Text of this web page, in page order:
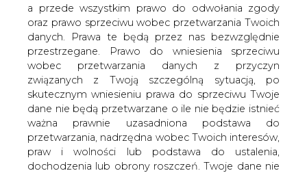
a przede wszystkim prawo do odwołania zgody
oraz prawo sprzeciwu wobec przetwarzania Twoich
danych. Prawa te będą przez nas bezwzględnie
przestrzegane. Prawo do wniesienia sprzeciwu
wobec przetwarzania danych z przyczyn
związanych z Twoją szczególną sytuacją, po
skutecznym wniesieniu prawa do sprzeciwu Twoje
dane nie będą przetwarzane o ile nie będzie istnieć
ważna prawnie uzasadniona podstawa do
przetwarzania, nadrzędna wobec Twoich interesów,
praw i wolności lub podstawa do ustalenia,
dochodzenia lub obrony roszczeń. Twoje dane nie
RYNEK ENERGII ELEKTRYCZNEJ
CIRE: Vattenfal jest jedną z największych grup
kapitałowych liczących się na polskim rynku energii,
pierwszą pod względem wielkości zainwestowanego w
Polsce kapitału. Czy GZE jest zadowolone, że działa z tak
silną grupą jak Vattenfal?